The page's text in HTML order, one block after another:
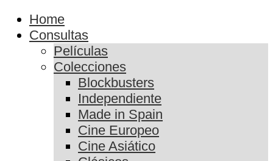
Home
Consultas
Películas
Colecciones
Blockbusters
Independiente
Made in Spain
Cine Europeo
Cine Asiático